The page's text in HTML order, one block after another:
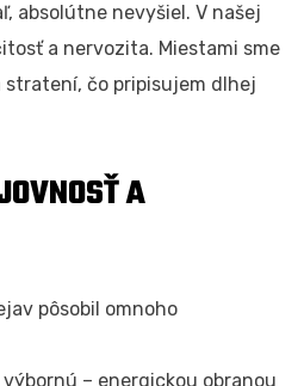
absolútne nevyšiel. V našej
a nervozita. Miestami sme
stratení, čo pripisujem dlhej
A
pôsobil omnoho
– energickou obranou